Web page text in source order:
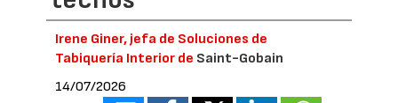
Irene Giner, jefa de Soluciones de
Tabiquería Interior de Saint-Gobain
14/07/2026